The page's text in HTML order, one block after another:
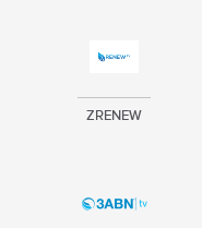
ZRENEW